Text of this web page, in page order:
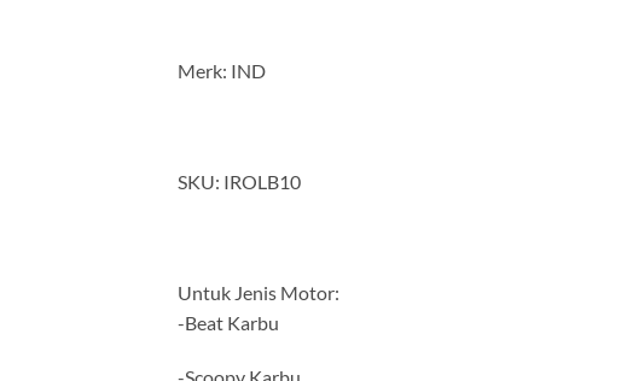
Merk: IND
SKU: IROLB10
Untuk Jenis Motor:
-Beat Karbu